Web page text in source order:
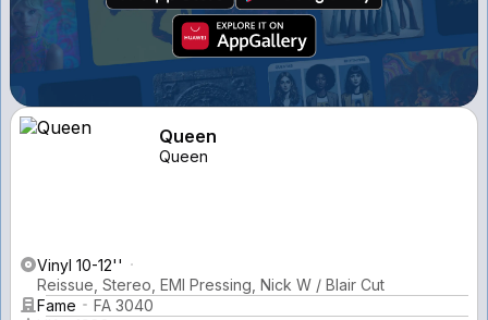
Queen
Queen
Vinyl 10-12''
Reissue, Stereo, EMI Pressing, Nick W / Blair Cut
Fame
FA 3040